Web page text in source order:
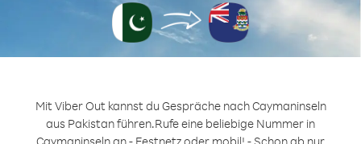
Mit Viber Out kannst du Gespräche nach Caymaninseln
aus Pakistan führen.Rufe eine beliebige Nummer in